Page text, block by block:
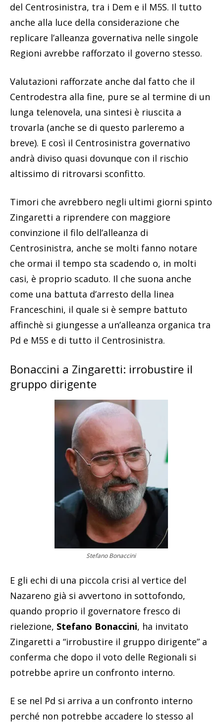
del Centrosinistra, tra i Dem e il M5S. Il tutto
anche alla luce della considerazione che
replicare l’alleanza governativa nelle singole
Regioni avrebbe rafforzato il governo stesso.
Valutazioni rafforzate anche dal fatto che il
Centrodestra alla fine, pure se al termine di un
lunga telenovela, una sintesi è riuscita a
trovarla (anche se di questo parleremo a
breve). E così il Centrosinistra governativo
andrà diviso quasi dovunque con il rischio
altissimo di ritrovarsi sconfitto.
Timori che avrebbero negli ultimi giorni spinto
Zingaretti a riprendere con maggiore
convinzione il filo dell’alleanza di
Centrosinistra, anche se molti fanno notare
che ormai il tempo sta scadendo o, in molti
casi, è proprio scaduto. Il che suona anche
come una battuta d’arresto della linea
Franceschini, il quale si è sempre battuto
affinchè si giungesse a un’alleanza organica tra
Pd e M5S e di tutto il Centrosinistra.
Bonaccini a Zingaretti: irrobustire il
gruppo dirigente
Stefano Bonaccini
E gli echi di una piccola crisi al vertice del
Nazareno già si avvertono in sottofondo,
quando proprio il governatore fresco di
rielezione, Stefano Bonaccini, ha invitato
Zingaretti a “irrobustire il gruppo dirigente” a
conferma che dopo il voto delle Regionali si
potrebbe aprire un confronto interno.
E se nel Pd si arriva a un confronto interno
perché non potrebbe accadere lo stesso al